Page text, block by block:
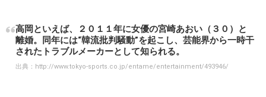
高岡といえば、２０１１年に女優の宮崎あおい（３０）と
離婚。同年には“韓流批判騒動”を起こし、芸能界から一時干
されたトラブルメーカーとして知られる。
出典： http://www.tokyo-sports.co.jp/entame/entertainment/493946/